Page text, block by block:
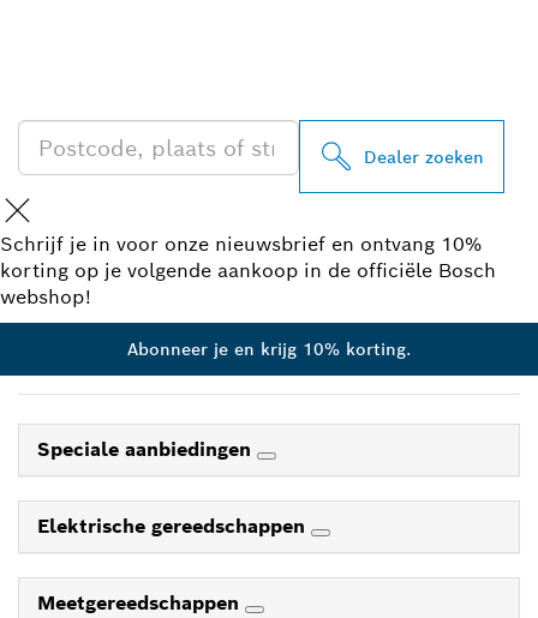
Dealer zoeken
Schrijf je in voor onze nieuwsbrief en ontvang 10%
korting op je volgende aankoop in de officiële Bosch
webshop!
Abonneer je en krijg 10% korting.
Speciale aanbiedingen
Elektrische gereedschappen
Meetgereedschappen